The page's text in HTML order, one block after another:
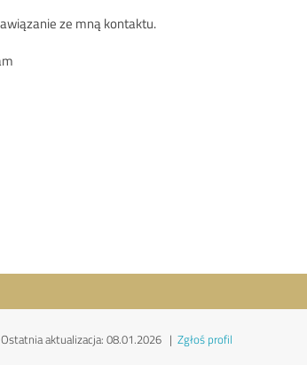
Ostatnia aktualizacja: 08.01.2026 | Zgłoś profil